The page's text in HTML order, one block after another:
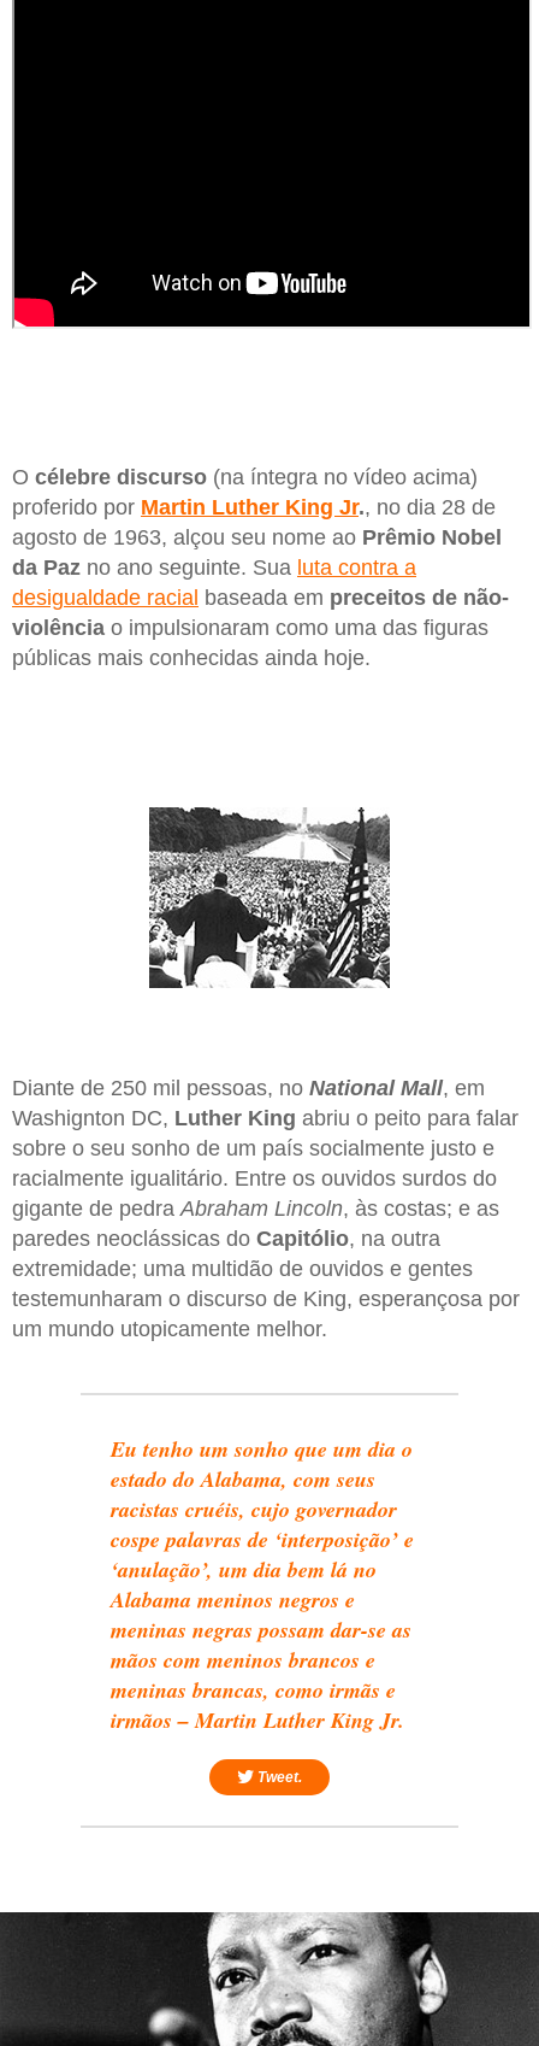
O célebre discurso (na íntegra no vídeo acima)
proferido por Martin Luther King Jr., no dia 28 de
agosto de 1963, alçou seu nome ao Prêmio Nobel
da Paz no ano seguinte. Sua luta contra a
desigualdade racial baseada em preceitos de não-
violência o impulsionaram como uma das figuras
públicas mais conhecidas ainda hoje.
Diante de 250 mil pessoas, no National Mall, em
Washignton DC, Luther King abriu o peito para falar
sobre o seu sonho de um país socialmente justo e
racialmente igualitário. Entre os ouvidos surdos do
gigante de pedraAbraham Lincoln, às costas; e as
paredes neoclássicas do Capitólio, na outra
extremidade; uma multidão de ouvidos e gentes
testemunharam o discurso de King, esperançosa por
um mundo utopicamente melhor.
Eu tenho um sonho que um dia o
estado do Alabama, com seus
racistas cruéis, cujo governador
cospe palavras de ‘interposição’ e
‘anulação’, um dia bem lá no
Alabama meninos negros e
meninas negras possam dar-se as
mãos com meninos brancos e
meninas brancas, como irmãs e
irmãos – Martin Luther King Jr.
Tweet.